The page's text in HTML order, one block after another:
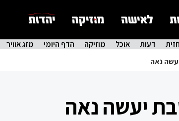
דעות אוכל מוזיקה הדף היומי מזג אוויר
נאה
יעשה נאה